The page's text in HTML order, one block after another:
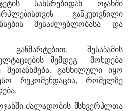
სახსრებიდან ოჯახში
განკუთვნილი
შესაძლებლობასა და
შესაბამის
შემდეგ მოხდება
შეთანხმება. განხილული იყო
რეკომენდაცია, რომელზე
ძალადობის მსხვერპლთა